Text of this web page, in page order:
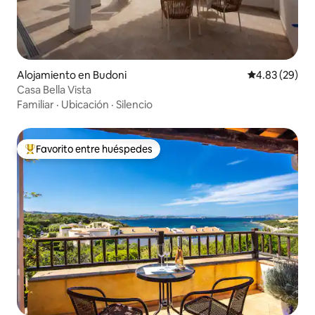
Alojamiento en Budoni Calificación
4.83 (29)
Casa Bella Vista
Familiar · Ubicación · Silencio
Favorito entre huéspedes preferido
Favorito entre huéspedes